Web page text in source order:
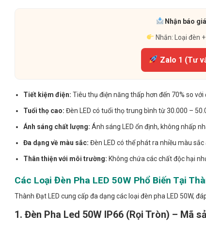
Nhận báo
Nhắn: Loại đèn
Zalo 1 (Tư
Tiết kiệm điện: Tiêu thụ điện năng thấp hơn đến 70% so
Tuổi thọ cao: Đèn LED có tuổi thọ trung bình từ 30.000 –
Ánh sáng chất lượng: Ánh sáng LED ổn định, không nhấp
Đa dạng về màu sắc: Đèn LED có thể phát ra nhiều màu
Thân thiện với môi trường: Không chứa các chất độc hại
Các Loại Đèn Pha LED 50W Phổ Biến Tại
Thành Đạt LED cung cấp đa dạng các loại đèn pha LED 50W,
1. Đèn Pha Led 50W IP66 (Rọi Tròn) – Mã